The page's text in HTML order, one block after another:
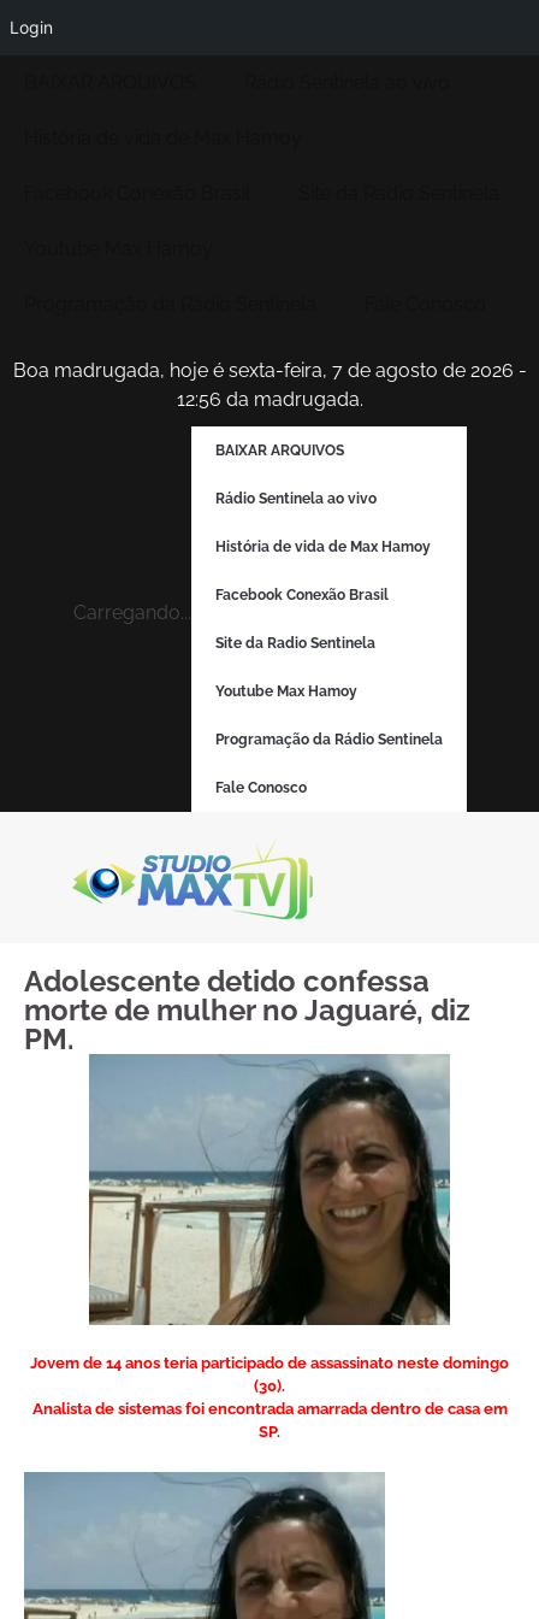
Boa madrugada, hoje é sexta-feira, 7 de agosto de 2026 -
12:56 da madrugada.
Carregando...
BAIXAR ARQUIVOS
Rádio Sentinela ao vivo
História de vida de Max Hamoy
Facebook Conexão Brasil
Site da Radio Sentinela
Youtube Max Hamoy
Programação da Rádio Sentinela
Fale Conosco
Adolescente detido confessa
morte de mulher no Jaguaré, diz
PM.
Jovem de 14 anos teria participado de assassinato neste domingo
(30).
Analista de sistemas foi encontrada amarrada dentro de casa em
SP.
Login